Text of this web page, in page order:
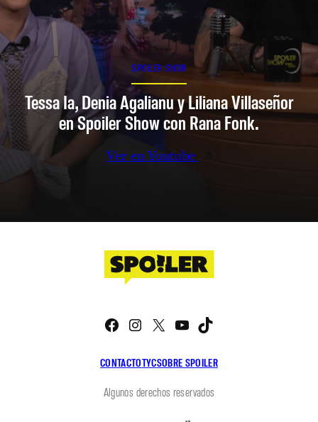
SPOILER SHOW
Tessa Ia, Denia Agalianu y Liliana Villaseñor
en Spoiler Show con Rana Fonk.
Ver en Youtube
CONTACTOTYCSOBRE SPOILER
Facebook
Instagram
X YouTube
Algunos derechos reservados